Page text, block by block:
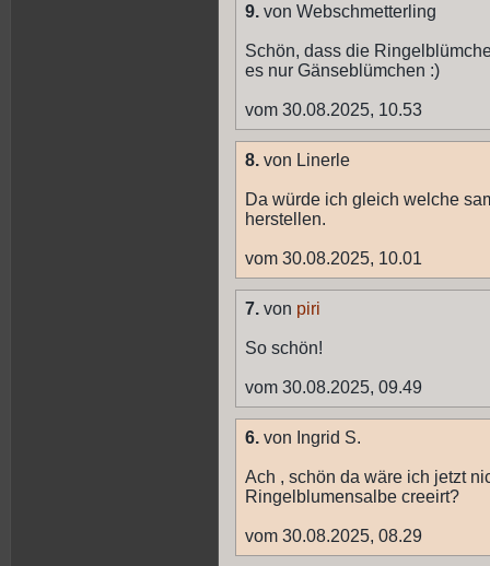
9. von Webschmetterling
Schön, dass die
es nur Gänseblümchen :)
vom 30.08.2025, 10.53
8. von Linerle
Da würde ich gleich welche
herstellen.
vom 30.08.2025, 10.01
7. von piri
So schön!
vom 30.08.2025, 09.49
6. von Ingrid S.
Ach , schön da wäre ich jetzt
Ringelblumensalbe creeirt?
vom 30.08.2025, 08.29